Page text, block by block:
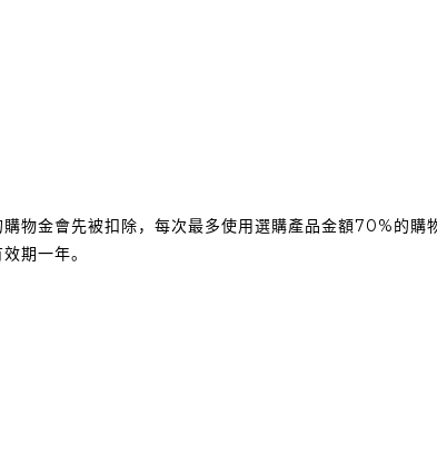
物金會先被扣除，每次最多使用選購產品金額70%的購
期一年。